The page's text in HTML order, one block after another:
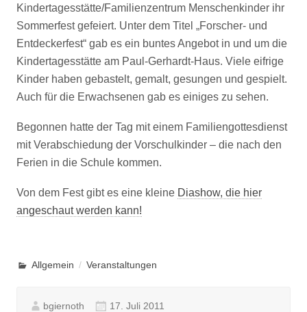
Kindertagesstätte/Familienzentrum Menschenkinder ihr
Sommerfest gefeiert. Unter dem Titel „Forscher- und
Entdeckerfest“ gab es ein buntes Angebot in und um die
Kindertagesstätte am Paul-Gerhardt-Haus. Viele eifrige
Kinder haben gebastelt, gemalt, gesungen und gespielt.
Auch für die Erwachsenen gab es einiges zu sehen.
Begonnen hatte der Tag mit einem Familiengottesdienst
mit Verabschiedung der Vorschulkinder – die nach den
Ferien in die Schule kommen.
Von dem Fest gibt es eine kleine Diashow, die hier
angeschaut werden kann!
Allgemein Veranstaltungen
bgiernoth 17. Juli 2011